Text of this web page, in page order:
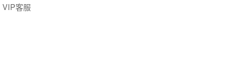
VIP客服